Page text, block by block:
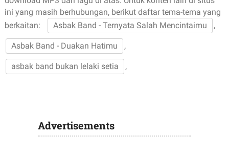
ini yang masih berhubungan, berikut daftar tema-tema yang
berkaitan:
Asbak Band - Ternyata Salah Mencintaimu ,
Asbak Band - Duakan Hatimu ,
asbak band bukan lelaki setia ,
Advertisements